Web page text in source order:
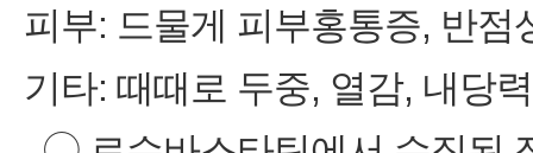
피부: 드물게 피부홍통증, 반
기타: 때때로 두중, 열감, 내당